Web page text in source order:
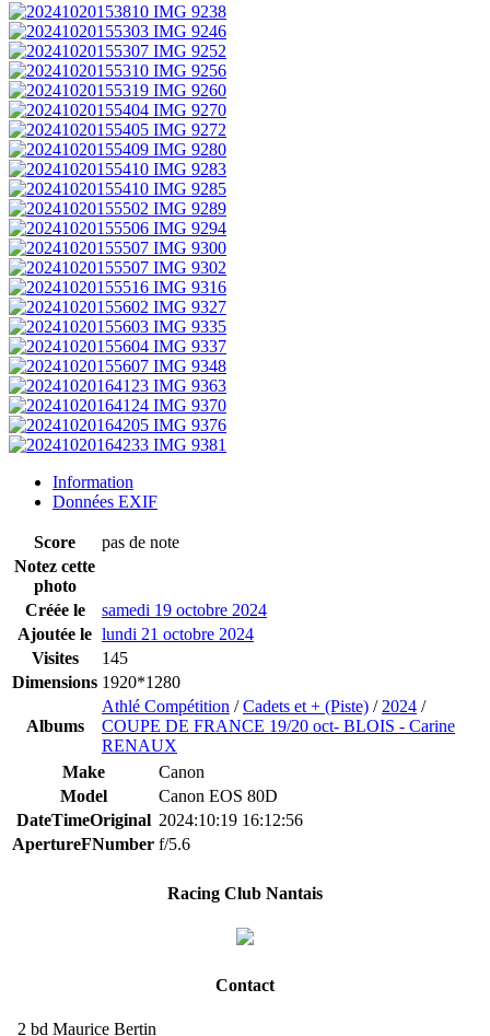
Information
Données EXIF
Score
pas de note
Notez cette
photo
Créée le
samedi 19 octobre 2024
Ajoutée le lundi 21 octobre 2024
Visites
145
Dimensions 1920*1280
Albums
Athlé Compétition /Cadets et + (Piste) / 2024 /
COUPE DE FRANCE 19/20 oct- BLOIS - Carine
RENAUX
Make
Canon
Model
Canon EOS 80D
DateTimeOriginal 2024:10:19 16:12:56
ApertureFNumber f/5.6
Racing Club Nantais
Contact
2 bd Maurice Bertin